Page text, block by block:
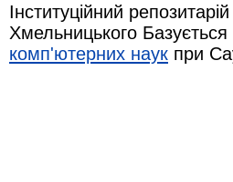
Інституційний
Хмельницького Базується
комп'ютерних наук при